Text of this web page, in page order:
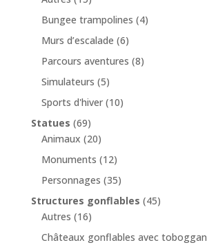
Bungee trampolines (4)
Murs d’escalade (6)
Parcours aventures (8)
Simulateurs (5)
Sports d'hiver (10)
Statues (69)
Animaux (20)
Monuments (12)
Personnages (35)
Structures gonflables (45)
Autres (16)
Châteaux gonflables avec toboggan